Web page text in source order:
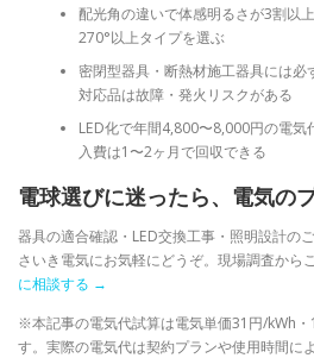
配光角の違いで体感明るさが3割以
270°以上タイプを選ぶ
密閉型器具・断熱材施工器具には
対応品は故障・発火リスクがある
LED化で年間4,800〜8,000円の電
入費は1〜2ヶ月で回収できる
電球選びに迷ったら、電気の
器具の適合確認・LED交換工事・照明設計の
さいき電気にお気軽にどうぞ。現場調査から
に相談する →
※本記事の電気代試算は電気単価31円/kWh・
す。実際の電気代は契約プランや使用時間に